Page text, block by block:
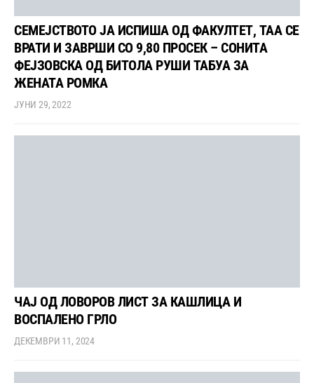
СЕМЕЈСТВОТО ЈА ИСПИША ОД ФАКУЛТЕТ, ТАА СЕ
ВРАТИ И ЗАВРШИ СО 9,80 ПРОСЕК – СОНИТА
ФЕЈЗОВСКА ОД БИТОЛА РУШИ ТАБУА ЗА
ЖЕНАТА РОМКА
ЈУНИ 29, 2022
ЧАЈ ОД ЛОВОРОВ ЛИСТ ЗА КАШЛИЦА И
ВОСПАЛЕНО ГРЛО
ДЕКЕМВРИ 11, 2024